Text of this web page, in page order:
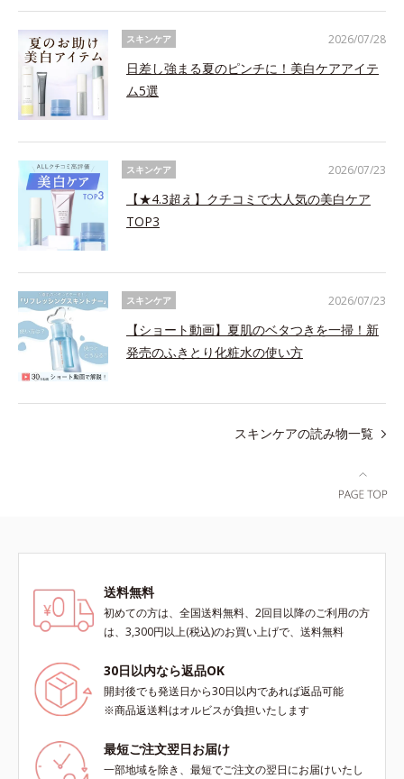
スキンケア
日差し強まる夏のピンチに！美白ケアアイテ
ム5選
2026/07/28
スキンケア
【★4.3超え】クチコミで大人気の美白ケア
TOP3
2026/07/23
スキンケア
【ショート動画】夏肌のベタつきを一掃！新
発売のふきとり化粧水の使い方
2026/07/23
スキンケアの読み物一覧
送料無料
初めての方は、全国送料無料、2回目以降のご利用の方
は、3,300円以上(税込)のお買い上げで、送料無料
30日以内なら返品OK
開封後でも発送日から30日以内であれば返品可能
※商品返送料はオルビスが負担いたします
最短ご注文翌日お届け
一部地域を除き、最短でご注文の翌日にお届けいたし